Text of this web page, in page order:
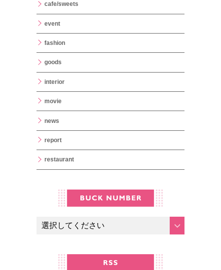
cafe/sweets
event
fashion
goods
interior
movie
news
report
restaurant